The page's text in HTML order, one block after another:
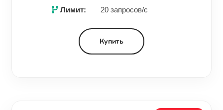
Лимит: 20 запросов/с
Купить